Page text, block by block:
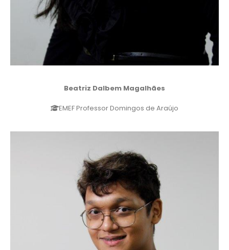
Beatriz Dalbem Magalhães
EMEF Professor Domingos de Araújo